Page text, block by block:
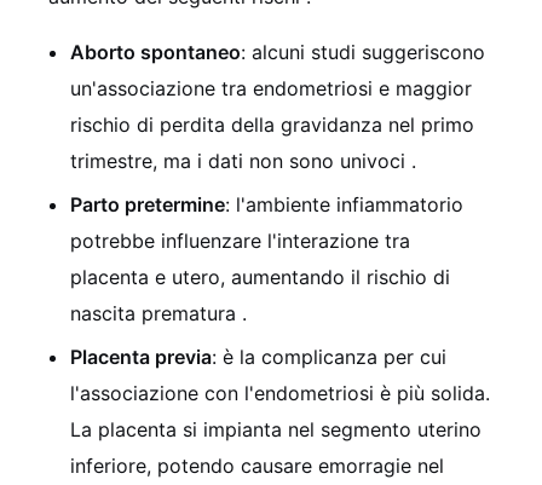
Aborto spontaneo: alcuni studi suggeriscono
un'associazione tra endometriosi e maggior
rischio di perdita della gravidanza nel primo
trimestre, ma i dati non sono univoci .
Parto pretermine: l'ambiente infiammatorio
potrebbe influenzare l'interazione tra
placenta e utero, aumentando il rischio di
nascita prematura .
Placenta previa: è la complicanza per cui
l'associazione con l'endometriosi è più solida.
La placenta si impianta nel segmento uterino
inferiore, potendo causare emorragie nel